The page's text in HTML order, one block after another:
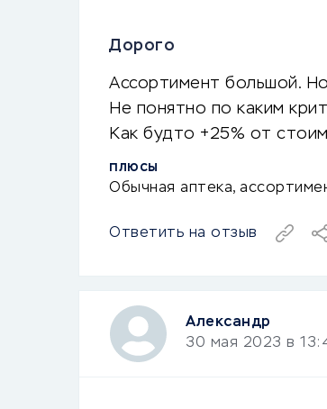
Дорого
Ассортимент большой.
Не понятно по каким
Как будто +25% от
ПЛЮСЫ
Обычная аптека,
Ответить на отзыв
Александр
30 мая 2023 в